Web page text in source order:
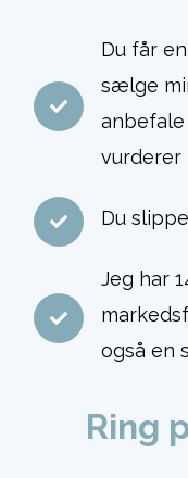
Du får
sælge
vurderer
Du
Jeg har
også en
Ring